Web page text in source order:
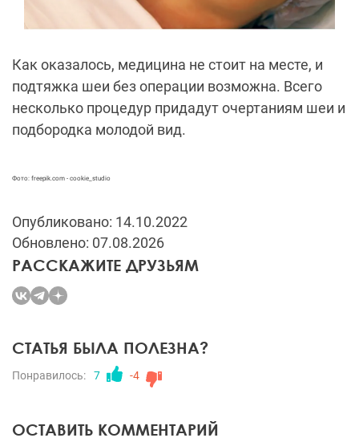
Как оказалось, медицина не стоит на месте, и
подтяжка шеи без операции возможна. Всего
несколько процедур придадут очертаниям шеи и
подбородка молодой вид.
Фото: freepik.com - cookie_studio
Опубликовано: 14.10.2022
Обновлено: 07.08.2026
РАССКАЖИТЕ ДРУЗЬЯМ
СТАТЬЯ БЫЛА ПОЛЕЗНА?
Понравилось: 7 -4
ОСТАВИТЬ КОММЕНТАРИЙ